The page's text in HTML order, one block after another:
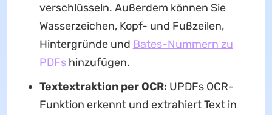
verschlüsseln. Außerdem können Sie
Wasserzeichen, Kopf- und Fußzeilen,
Hintergründe und Bates-Nummern zu
PDFshinzufügen.
Textextraktion per OCR: UPDFs OCR-
Funktion erkennt und extrahiert Text in